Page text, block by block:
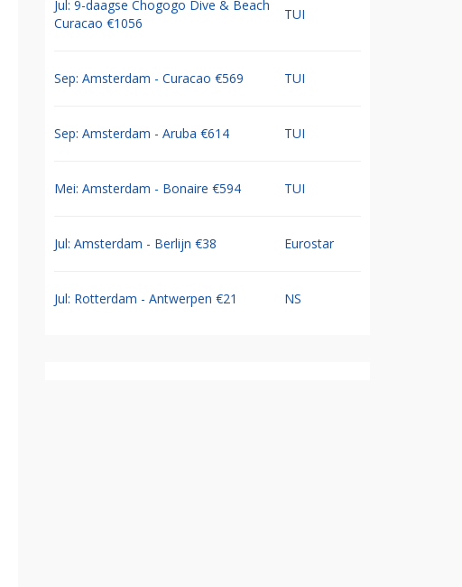
Jul: 9-daagse Chogogo Dive & Beach
Curacao €1056
TUI
Sep: Amsterdam - Curacao €569 TUI
Sep: Amsterdam - Aruba €614 TUI
Mei: Amsterdam - Bonaire €594 TUI
Jul: Amsterdam - Berlijn €38 Eurostar
Jul: Rotterdam - Antwerpen €21 NS